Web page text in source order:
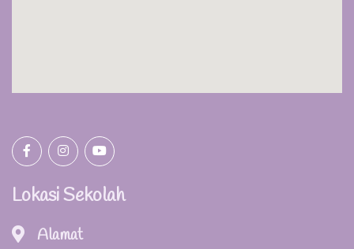
Lokasi Sekolah
Alamat